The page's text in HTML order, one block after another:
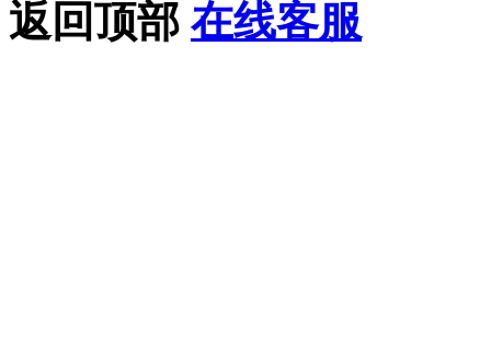
返回顶部 在线客服